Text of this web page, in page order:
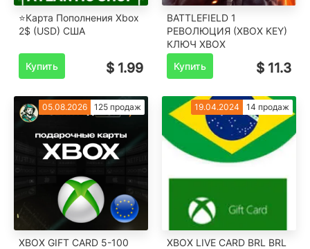
⭐️Карта Пополнения Xbox
2$ (USD) США
Купить $ 1.99
BATTLEFIELD 1
РЕВОЛЮЦИЯ (XBOX KEY)
КЛЮЧ XBOX
Купить
$ 11.3
05.08.2026 125 продаж
XBOX GIFT CARD 5-100
19.04.2024 14 продаж
XBOX LIVE CARD BRL BRL